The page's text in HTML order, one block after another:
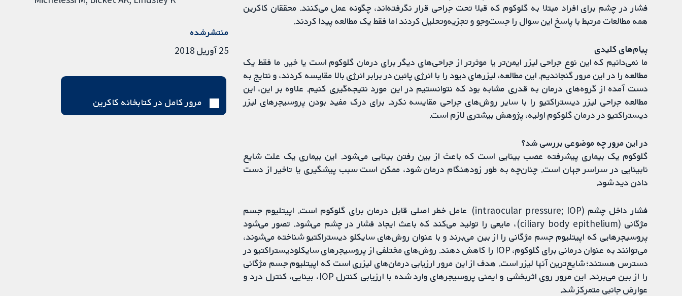
فشار در چشم برای افراد مبتلا به گلوکوم که قبلا تحت جراحی قرار نگرفته‌اند، چگونه عمل می‌کنند. محققان کاکرین
همه مطالعات مرتبط با پاسخ این سوال را جست‌وجو و تجزیه‌وتحلیل کردند اما فقط یک مطالعه پیدا کردند.
پیام‌های کلیدی
ما نمی‌دانیم که این نوع جراحی لیزر ایمن‌تر یا موثرتر از جراحی‌های دیگر برای درمان گلوکوم است یا خیر. ما فقط یک
مطالعه را در این مرور گنجاندیم. این مطالعه، لیزرهای دیود را با انرژی پائین در برابر انرژی بالا مقایسه کردند، و نتایج به
دست آمده از گروه‌های درمان به قدری مشابه بود که نتوانستیم در این مورد نتیجه‌گیری کنیم. علاوه بر این، این
مطالعه جراحی لیزر دیستراکتیو را با سایر روش‌های جراحی مقایسه نکرد. برای درک مفید بودن پروسیجرهای لیزر
دیستراکتیو در درمان گلوکوم اولیه، پژوهش بیشتری لازم است.
در این مرور چه موضوعی بررسی شد؟
گلوکوم یک بیماری پیشرفته عصب بینایی است که باعث از بین رفتن بینایی می‌شود. این بیماری یک علت شایع
نابینایی در سراسر جهان است. چنان‌چه به طور زودهنگام درمان شود، ممکن است سبب پیشگیری یا تاخیر از دست
دادن دید شود.
فشار داخل چشم (intraocular pressure; IOP) عامل خطر اصلی قابل درمان برای گلوکوم است. اپیتلیوم جسم
مژگانی (ciliary body epithelium)، مایعی را تولید می‌کند که باعث ایجاد فشار در چشم می‌شود. تصور می‌شود
پروسیجرهایی که اپیتلیوم جسم مژگانی را از بین می‌برند و با عنوان روش‌های سایکلو دیستراکتیو شناخته می‌شوند،
می‌توانند به عنوان درمانی برای گلوکوم، IOP را کاهش دهند. روش‌های مختلفی از پروسیجرهای سایکلودیستراکتیو در
دسترس هستند؛ شایع‌ترین آنها لیزر است. هدف از این مرور ارزیابی درمان‌های لیزری است که اپیتلیوم جسم مژگانی
را از بین می‌برند. این مرور روی اثربخشی و ایمنی پروسیجرهای وارد شده با ارزیابی کنترل IOP، بینایی، کنترل درد و
عوارض جانبی متمرکز شد.
منتشرشده
25 آوریل 2018
مرور کامل در کتابخانه کاکرین